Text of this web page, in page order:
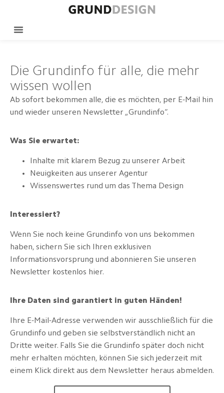
Die Grundinfo für alle, die mehr
wissen wollen
Ab sofort bekommen alle, die es möchten, per E-Mail hin
und wieder unseren Newsletter „Grundinfo“.
Was Sie erwartet:
Inhalte mit klarem Bezug zu unserer Arbeit
Neuigkeiten aus unserer Agentur
Wissenswertes rund um das Thema Design
Interessiert?
Wenn Sie noch keine Grundinfo von uns bekommen
haben, sichern Sie sich Ihren exklusiven
Informationsvorsprung und abonnieren Sie unseren
Newsletter kostenlos hier.
Ihre Daten sind garantiert in guten Händen!
Ihre E-Mail-Adresse verwenden wir ausschließlich für die
Grundinfo und geben sie selbstverständlich nicht an
Dritte weiter. Falls Sie die Grundinfo später doch nicht
mehr erhalten möchten, können Sie sich jederzeit mit
einem Klick direkt aus dem Newsletter heraus abmelden.